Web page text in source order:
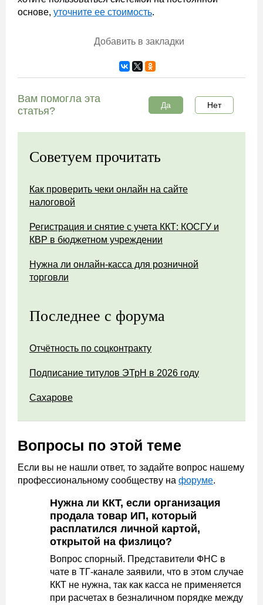
основе, уточните ее стоимость.
Добавить в закладки
Вам помогла эта
статья?
Да Нет
Советуем прочитать
Как проверить чеки онлайн на сайте
налоговой
Регистрация и снятие с учета ККТ: КОСГУ и
КВР в бюджетном учреждении
Нужна ли онлайн-касса для розничной
торговли
Последнее с форума
Отчётность по соцконтракту
Подписание титулов ЭТрН в 2026 году
Сахарове
Вопросы по этой теме
Если вы не нашли ответ, то задайте вопрос нашему
профессиональному сообществу на форуме.
Нужна ли ККТ, если организация
продала товар ИП, который
расплатился личной картой,
открытой на физлицо?
Вопрос спорный. Представители ФНС в
чате в ТГ-канале заявили, что в этом случае
ККТ не нужна, так как касса не применяется
при расчетах в безналичном порядке между